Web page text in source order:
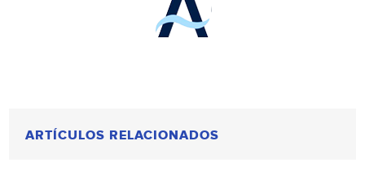
ARTÍCULOS RELACIONADOS